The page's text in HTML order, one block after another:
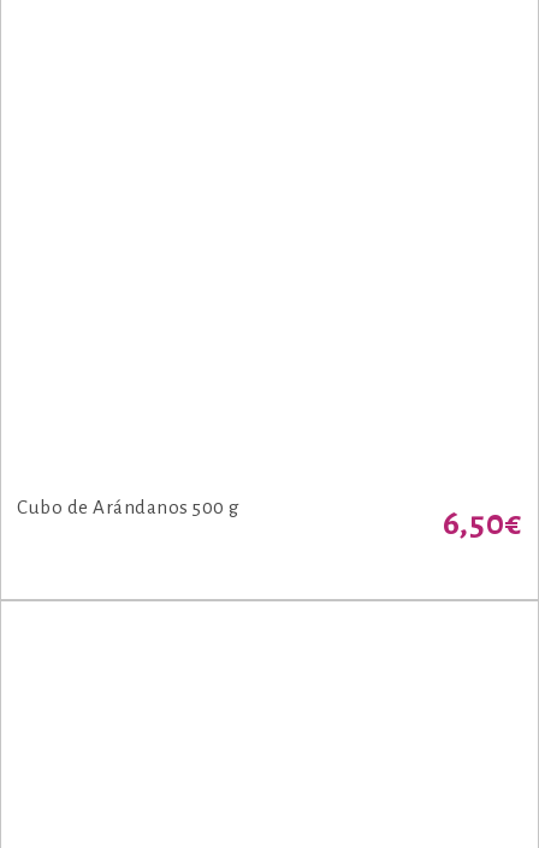
Cubo de Arándanos 500 g 6,50€